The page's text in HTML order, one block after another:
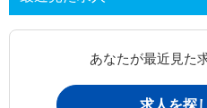
あなたが最近見た